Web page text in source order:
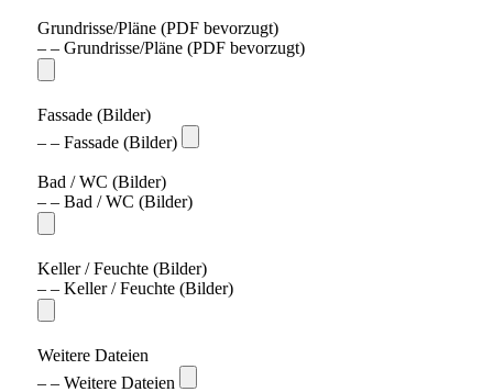
Grundrisse/Pläne (PDF bevorzugt)
– – Grundrisse/Pläne (PDF bevorzugt)
Fassade (Bilder)
– – Fassade (Bilder)
Bad / WC (Bilder)
– – Bad / WC (Bilder)
Keller / Feuchte (Bilder)
– – Keller / Feuchte (Bilder)
Weitere Dateien
– – Weitere Dateien